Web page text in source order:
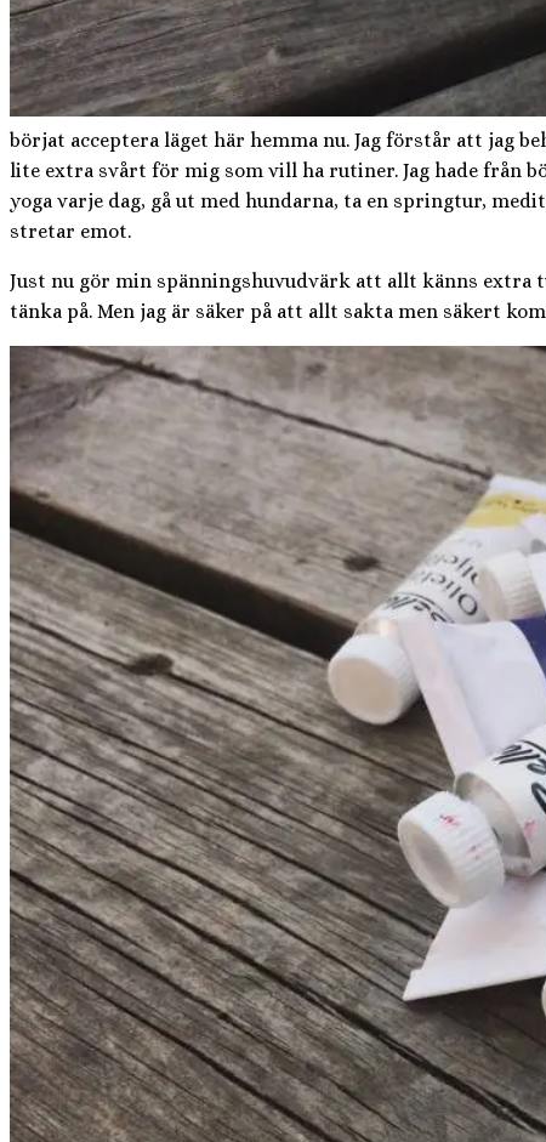
börjat acceptera läget här hemma nu. Jag förstår att jag
lite extra svårt för mig som vill ha rutiner. Jag hade från
yoga varje dag, gå ut med hundarna, ta en springtur,
stretar emot.
Just nu gör min spänningshuvudvärk att allt känns extra
tänka på. Men jag är säker på att allt sakta men säkert